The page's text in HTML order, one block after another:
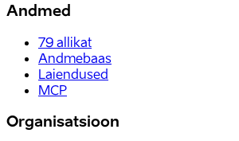
Andmed
79 allikat
Andmebaas
Laiendused
MCP
Organisatsioon